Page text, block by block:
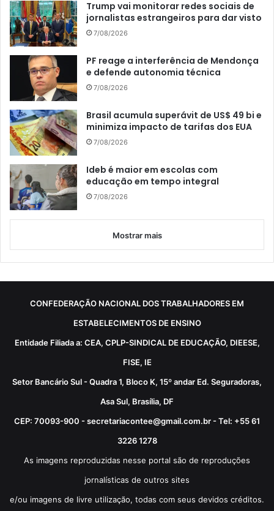
Trump vai monitorar redes sociais de
jornalistas estrangeiros para dar visto
7/08/2026
PF reage a interferência de Mendonça
e defende autonomia técnica
7/08/2026
Brasil acumula superávit de US$ 49 bi e
minimiza impacto de tarifas dos EUA
7/08/2026
Ideb é maior em escolas com
educação em tempo integral
7/08/2026
Mostrar mais
CONFEDERAÇÃO NACIONAL DOS TRABALHADORES EM
ESTABELECIMENTOS DE ENSINO
Entidade Filiada a: CEA, CPLP-SINDICAL DE EDUCAÇÃO, DIEESE,
FISE, IE
Setor Bancário Sul - Quadra 1, Bloco K, 15º andar Ed. Seguradoras,
Asa Sul, Brasília, DF
CEP: 70093-900 - secretariacontee@gmail.com.br - Tel: +55 61
3226 1278
As imagens reproduzidas nesse portal são de reproduções
jornalísticas de outros sites
e/ou imagens de livre utilização, todas com seus devidos créditos.